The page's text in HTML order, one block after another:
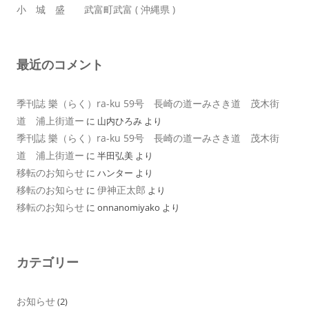
小 城 盛 武富町武富 ( 沖縄県 )
最近のコメント
季刊誌 樂（らく）ra-ku 59号 長崎の道ーみさき道 茂木街
道 浦上街道ー に 山内ひろみ より
季刊誌 樂（らく）ra-ku 59号 長崎の道ーみさき道 茂木街
道 浦上街道ー に 半田弘美 より
移転のお知らせ に ハンター より
移転のお知らせ に 伊神正太郎 より
移転のお知らせ に onnanomiyako より
カテゴリー
お知らせ(2)